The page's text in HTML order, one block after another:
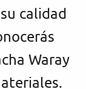
calidad
Waray